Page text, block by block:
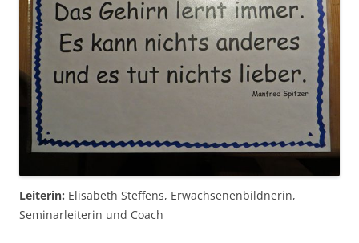
Leiterin: Elisabeth Steffens, Erwachsenenbildnerin,
Seminarleiterin und Coach